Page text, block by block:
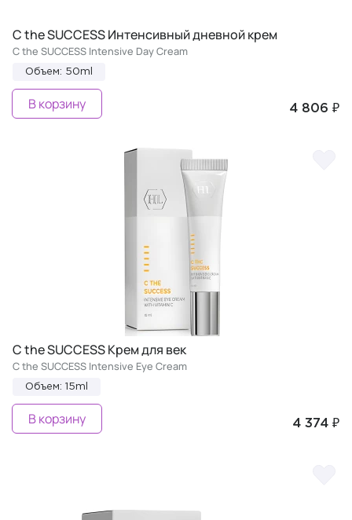
C the SUCCESS Интенсивный дневной крем
C the SUCCESS Intensive Day Cream
Объем: 50ml
4 806 ₽
В корзину
C the SUCCESS Крем для век
C the SUCCESS Intensive Eye Cream
Объем: 15ml
4 374 ₽
В корзину